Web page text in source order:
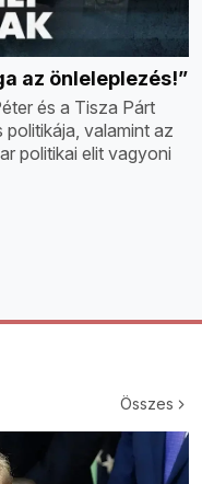
az önleleplezés!”
és a Tisza Párt
valamint az
politikai elit vagyoni
Összes